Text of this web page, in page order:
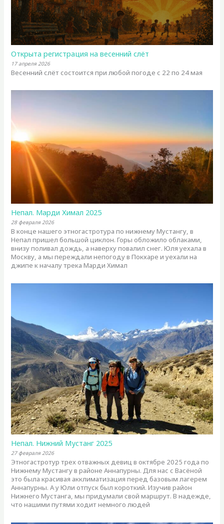
Открыта регистрация на весенний слёт
17 апреля 2026
Весенний слёт состоится при любой погоде с 22 по 24 мая
Непал. Марди Химал 2025
28 февраля 2026
В конце нашего этногастротура по нижнему Мустангу, в
Непал пришел большой циклон. Горы обложило облаками,
внизу поливал дождь, а наверху повалил снег. Юля уехала в
Москву, а мы переждали непогоду в Покхаре и уехали на
джипе к началу трека Марди Химал
Непал. Нижний Мустанг 2025
27 февраля 2026
Этногастротур трех отважных девиц в октябре 2025 года по
Нижнему Мустангу в районе Аннапурны. Для нас с Васёной
это была красивая акклиматизация перед базовым лагерем
Аннапурны. А у Юли отпуск был короткий. Изучив район
Нижнего Мустанга, мы придумали свой маршрут. В надежде,
что нашими путями ходит немного людей